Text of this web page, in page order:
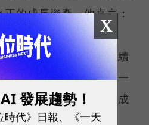
的成長資產。他直言：
果越好。」真正的競爭
數據、沉澱經驗並持續
次行銷投入都成為下一
斷學習、自我進化的成
X
發展趨勢！
時代》日報、《一天